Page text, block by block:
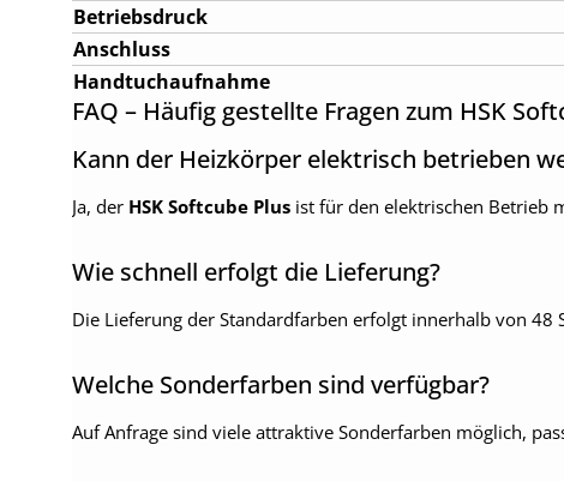
Betriebsdruck
Anschluss
Handtuchaufnahme
FAQ – Häufig gestellte Fragen zum HSK
Kann der Heizkörper elektrisch betrieben
Ja, der HSK Softcube Plus ist für den elektrischen Betrieb
Wie schnell erfolgt die Lieferung?
Die Lieferung der Standardfarben erfolgt innerhalb von 48
Welche Sonderfarben sind verfügbar?
Auf Anfrage sind viele attraktive Sonderfarben möglich,